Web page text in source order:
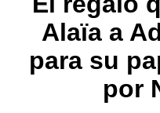
Alaïa a
para su
por